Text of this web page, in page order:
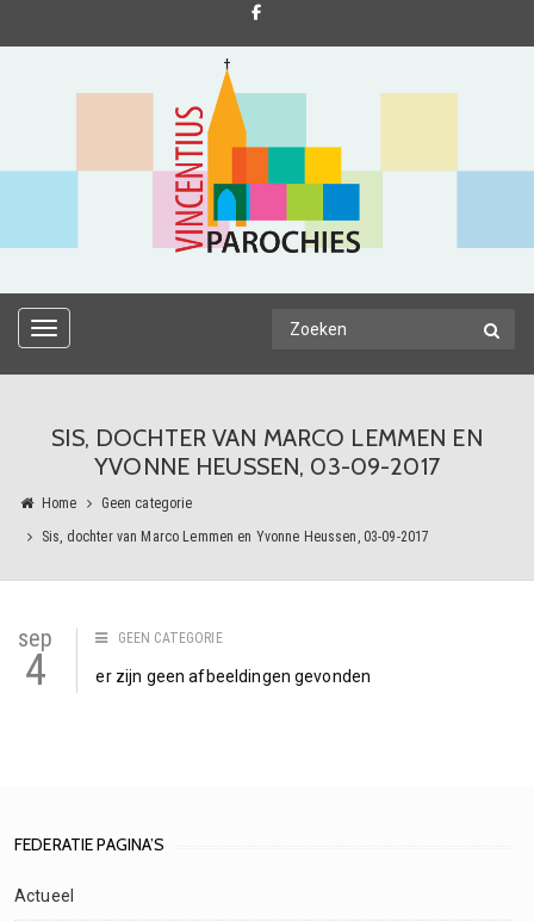
TOGGLE NAVIGATION
SIS, DOCHTER VAN MARCO LEMMEN EN
YVONNE HEUSSEN, 03-09-2017
Home
Geen categorie
Sis, dochter van Marco Lemmen en Yvonne Heussen, 03-09-2017
sep
4
GEEN CATEGORIE
er zijn geen afbeeldingen gevonden
FEDERATIE PAGINA’S
Actueel